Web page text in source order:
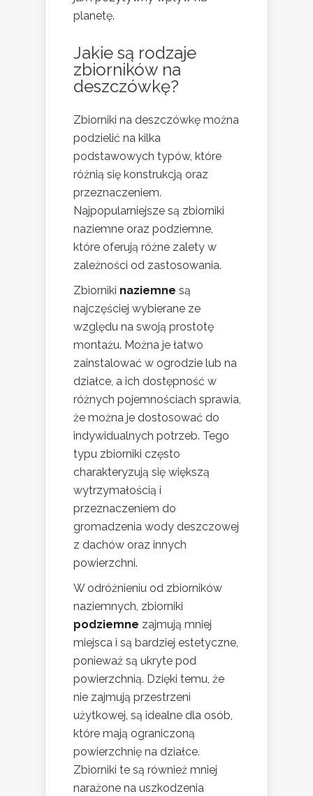
planetę.
Jakie są rodzaje
zbiorników na
deszczówkę?
Zbiorniki na deszczówkę można
podzielić na kilka
podstawowych typów, które
różnią się konstrukcją oraz
przeznaczeniem.
Najpopularniejsze są zbiorniki
naziemne oraz podziemne,
które oferują różne zalety w
zależności od zastosowania.
Zbiorniki naziemne są
najczęściej wybierane ze
względu na swoją prostotę
montażu. Można je łatwo
zainstalować w ogrodzie lub na
działce, a ich dostępność w
różnych pojemnościach sprawia,
że można je dostosować do
indywidualnych potrzeb. Tego
typu zbiorniki często
charakteryzują się większą
wytrzymałością i
przeznaczeniem do
gromadzenia wody deszczowej
z dachów oraz innych
powierzchni.
W odróżnieniu od zbiorników
naziemnych, zbiorniki
podziemne zajmują mniej
miejsca i są bardziej estetyczne,
ponieważ są ukryte pod
powierzchnią. Dzięki temu, że
nie zajmują przestrzeni
użytkowej, są idealne dla osób,
które mają ograniczoną
powierzchnię na działce.
Zbiorniki te są również mniej
narażone na uszkodzenia